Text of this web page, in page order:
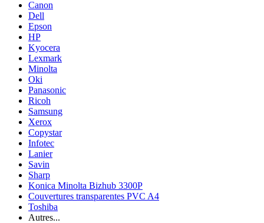
Canon
Dell
Epson
HP
Kyocera
Lexmark
Minolta
Oki
Panasonic
Ricoh
Samsung
Xerox
Copystar
Infotec
Lanier
Savin
Sharp
Konica Minolta Bizhub 3300P
Couvertures transparentes PVC A4
Toshiba
Autres...